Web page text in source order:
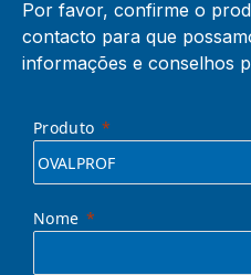
Por favor, confirme o
contacto para que
informações e conselhos
Produto
Nome